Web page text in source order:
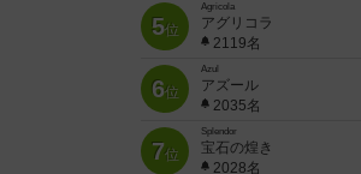
5位
Agricola
アグリコラ
2119名
6位
Azul
アズール
2035名
7位
Splendor
宝石の煌き
2028名